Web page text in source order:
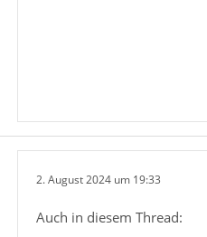
2. August 2024 um 19:33
Auch in diesem Thread: